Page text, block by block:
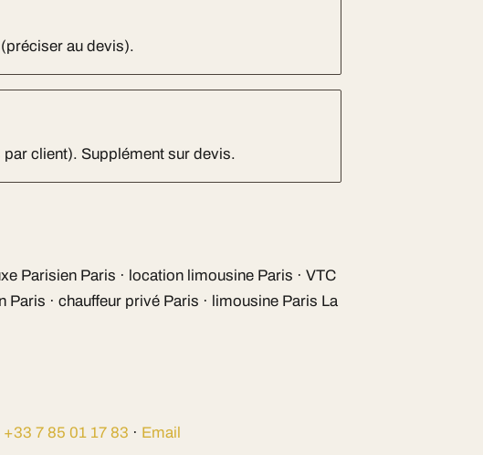
au devis).
client). Supplément sur devis.
Parisien Paris · location limousine Paris · VTC
· chauffeur privé Paris · limousine Paris La
+33 7 85 01 17 83 · Email